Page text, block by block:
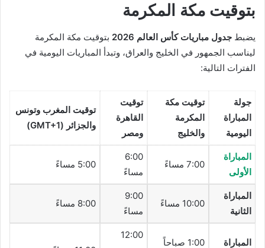
بتوقيت مكة المكرمة
يضبط جدول مباريات كأس العالم 2026
بتوقيت مكة المكرمة
ليناسب الجمهور في الخليج والعراق، وتبدأ المباريات اليومية في
الفترات التالية:
جولة
المباراة
اليومية
توقيت مكة
المكرمة
والخليج
توقيت
القاهرة
ومصر
توقيت المغرب وتونس
والجزائر (GMT+1)
المباراة
الأولى
7:00 مساءً
6:00
مساءً
5:00 مساءً
المباراة
الثانية
10:00 مساءً
9:00
مساءً
8:00 مساءً
المباراة 1:00 صباحاً
12:00